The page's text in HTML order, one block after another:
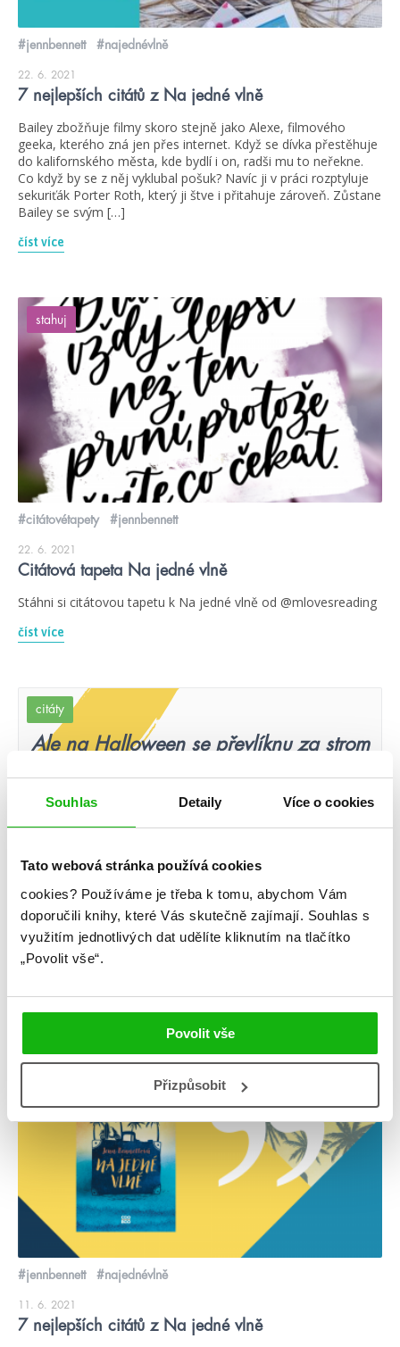
Souhlas Detaily Více o cookies
Tato webová stránka používá cookies
cookies? Používáme je třeba k tomu, abychom Vám
doporučili knihy, které Vás skutečně zajímají. Souhlas s
využitím jednotlivých dat udělíte kliknutím na tlačítko
„Povolit vše“.
Povolit vše
Přizpůsobit
#jennbennett #najednévlně
22. 6. 2021
7 nejlepších citátů z Na jedné vlně
Bailey zbožňuje filmy skoro stejně jako Alexe, filmového
geeka, kterého zná jen přes internet. Když se dívka přestěhuje
do kalifornského města, kde bydlí i on, radši mu to neřekne.
Co když by se z něj vyklubal pošuk? Navíc ji v práci rozptyluje
sekuriťák Porter Roth, který ji štve i přitahuje zároveň. Zůstane
Bailey se svým […]
číst více
stahuj
#citátovétapety #jennbennett
22. 6. 2021
Citátová tapeta Na jedné vlně
Stáhni si citátovou tapetu k Na jedné vlně od @mlovesreading
číst více
citáty
Ale na Halloween se převlíknu za strom
#jennbennett #najednévlně
18. 6. 2021
Jenn Bennett: Na jedné vlně
číst více
#jennbennett #najednévlně
11. 6. 2021
7 nejlepších citátů z Na jedné vlně